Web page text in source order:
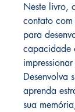
Neste livro,
contato com
para
capacidade
Desenvolva
aprenda
sua